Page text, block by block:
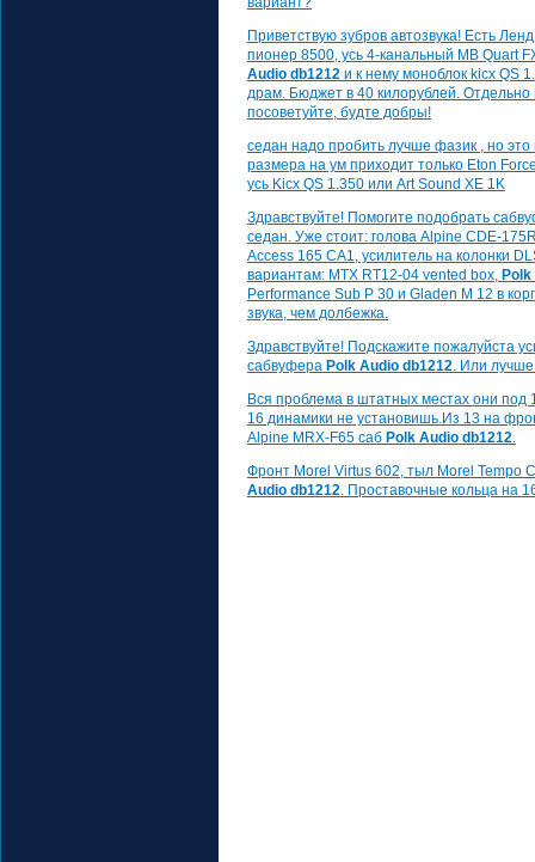
Приветствую зубров автозвука! Есть
пионер 8500, усь 4-канальный MB Quart
Audio db1212 и к нему моноблок kicx QS
драм. Бюджет в 40 килорублей. Отдельно
посоветуйте, будте добры!
седан надо пробить лучше фазик , но
размера на ум приходит только Eton
усь Kicx QS 1.350 или Art Sound XE 1K
Здравствуйте! Помогите подобрать
седан. Уже стоит: голова Alpine CDE-
Access 165 CA1, усилитель на колонки
вариантам: MTX RT12-04 vented box,
Performance Sub P 30 и Gladen M 12 в
звука, чем долбежка.
Здравствуйте! Подскажите пожалуйста
сабвуфера Polk Audio db1212. Или
Вся проблема в штатных местах они под
16 динамики не установишь.Из 13 на
Alpine MRX-F65 саб Polk Audio db1212.
Фронт Morel Virtus 602, тыл Morel Tempo
Audio db1212. Проставочные кольца на